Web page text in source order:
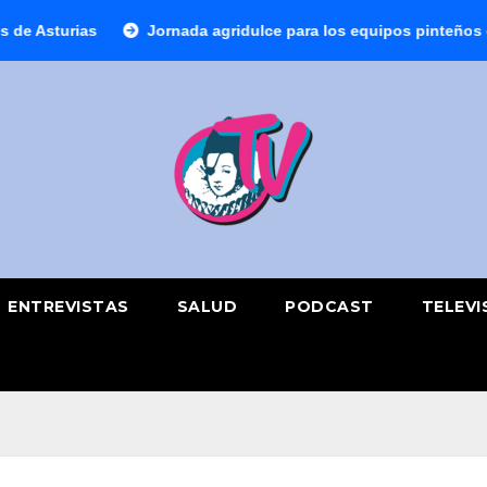
Jornada agridulce para los equipos pinteños en Preferente
ENTREVISTAS SALUD PODCAST